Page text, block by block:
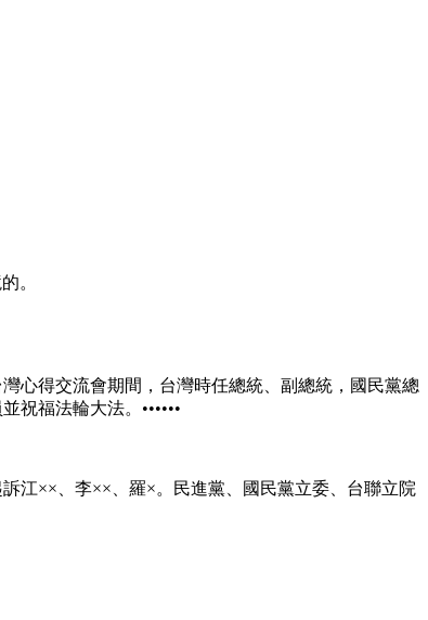
。
心得交流會期間，台灣時任總統、副總統，國民黨總
福法輪大法。••••••
江××、李××、羅×。民進黨、國民黨立委、台聯立院